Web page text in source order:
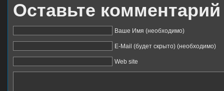
Оставьте комментарий
Ваше Имя (необходимо)
E-Mail (будет скрыто) (необходимо)
Web site